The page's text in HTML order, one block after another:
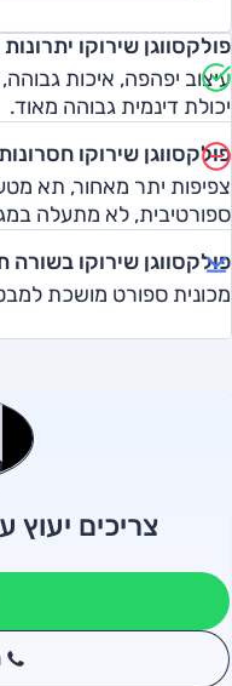
פולקסווגן שירוקו יתרונות
עיצוב יפהפה, איכות גבוהה,
יכולת דינמית גבוהה מאוד.
פולקסווגן שירוקו חסרונות
צפיפות יתר מאחור, תא
ספורטיבית, לא מתעלה
פולקסווגן שירוקו בשורה
מכונית ספורט מושכת
צריכים יעוץ